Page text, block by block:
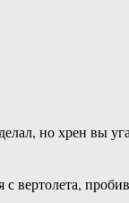
но хрен вы